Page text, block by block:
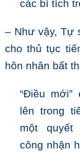
các bí tích
– Như vậy, Tự
cho thủ tục
hôn nhân bất
“Điều
lên trong
một quyết
công nhận